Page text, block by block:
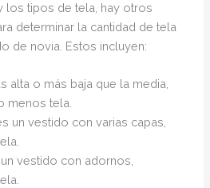
los tipos de tela, hay otros
determinar la cantidad de tela
de novia. Estos incluyen:
alta o más baja que la media,
menos tela.
un vestido con varias capas,
vestido con adornos,